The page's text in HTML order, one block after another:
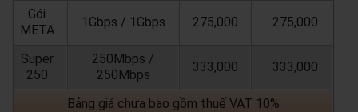
Gói
META
1Gbps / 1Gbps 275,000 275,000
Super
250
250Mbps /
250Mbps
333,000 333,000
Bảng giá chưa bao gồm thuế VAT 10%